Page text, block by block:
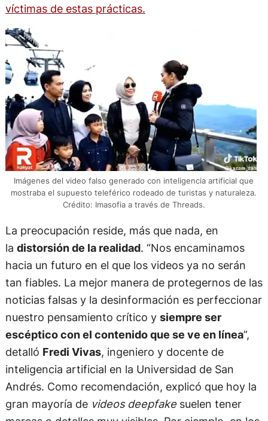
víctimas de estas prácticas.
Imágenes del video falso generado con inteligencia artificial que
mostraba el supuesto teleférico rodeado de turistas y naturaleza.
Crédito: Imasofia a través de Threads.
La preocupación reside, más que nada, en
la distorsión de la realidad. “Nos encaminamos
hacia un futuro en el que los videos ya no serán
tan fiables. La mejor manera de protegernos de las
noticias falsas y la desinformación es perfeccionar
nuestro pensamiento crítico y siempre ser
escéptico con el contenido que se ve en línea”,
detalló Fredi Vivas, ingeniero y docente de
inteligencia artificial en la Universidad de San
Andrés. Como recomendación, explicó que hoy la
gran mayoría de videos deepfakesuelen tener